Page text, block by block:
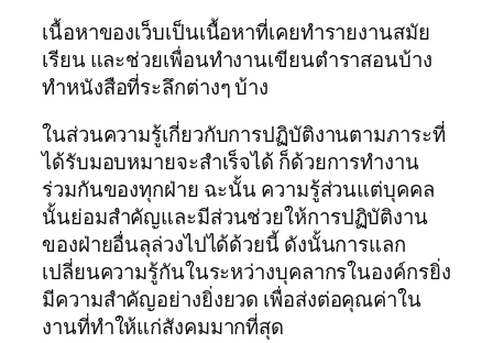
เนื้อหาของเว็บเป็นเนื้อหาที่เคยทำรายงานสมัย
เรียน และช่วยเพื่อนทำงานเขียนตำราสอนบ้าง
ทำหนังสือที่ระลึกต่างๆ บ้าง
ในส่วนความรู้เกี่ยวกับการปฏิบัติงานตามภาระที่
ได้รับมอบหมายจะสำเร็จได้ ก็ด้วยการทำงาน
ร่วมกันของทุกฝ่าย ฉะนั้น ความรู้ส่วนแต่บุคคล
นั้นย่อมสำคัญและมีส่วนช่วยให้การปฏิบัติงาน
ของฝ่ายอื่นลุล่วงไปได้ด้วยนี้ ดังนั้นการแลก
เปลี่ยนความรู้กันในระหว่างบุคลากรในองค์กรยิ่ง
มีความสำคัญอย่างยิ่งยวด เพื่อส่งต่อคุณค่าใน
งานที่ทำให้แก่สังคมมากที่สุด